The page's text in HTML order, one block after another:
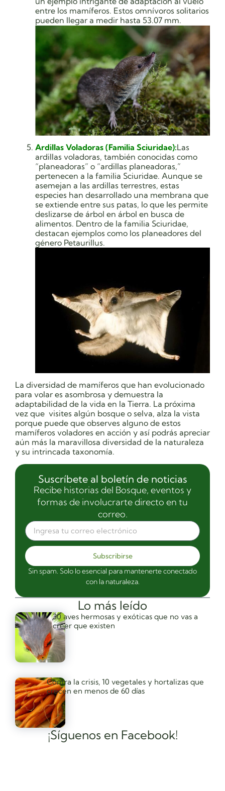
entre los mamíferos. Estos omnívoros solitarios
pueden llegar a medir hasta 53.07 mm.
Ardillas Voladoras (Familia Sciuridae):Las
ardillas voladoras, también conocidas como
“planeadoras” o “ardillas planeadoras,”
pertenecen a la familia Sciuridae. Aunque se
asemejan a las ardillas terrestres, estas
especies han desarrollado una membrana que
se extiende entre sus patas, lo que les permite
deslizarse de árbol en árbol en busca de
alimentos. Dentro de la familia Sciuridae,
destacan ejemplos como los planeadores del
género Petaurillus.
La diversidad de mamíferos que han evolucionado
para volar es asombrosa y demuestra la
adaptabilidad de la vida en la Tierra. La próxima
vez que visites algún bosque o selva, alza la vista
porque puede que observes alguno de estos
mamíferos voladores en acción y así podrás apreciar
aún más la maravillosa diversidad de la naturaleza
y su intrincada taxonomía.
¡Síguenos en Facebook!
Lo más leído
30 aves hermosas y exóticas que no vas a
creer que existen
Contra la crisis, 10 vegetales y hortalizas que
crecen en menos de 60 días
Suscríbete al boletín de noticias
Recibe historias del Bosque, eventos y
formas de involucrarte directo en tu
correo.
Subscribirse
Sin spam. Solo lo esencial para mantenerte conectado
con la naturaleza.